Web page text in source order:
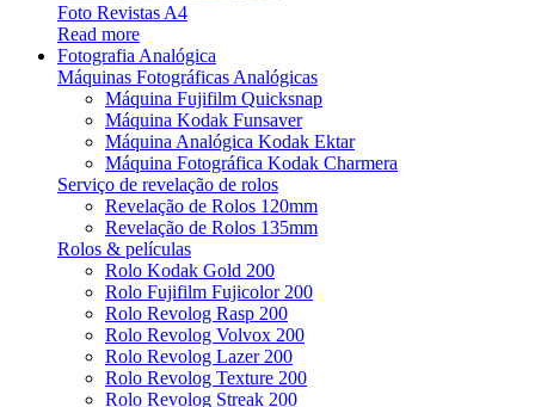
Foto Revistas A4
Read more
Fotografia Analógica
Máquinas Fotográficas Analógicas
Máquina Fujifilm Quicksnap
Máquina Kodak Funsaver
Máquina Analógica Kodak Ektar
Máquina Fotográfica Kodak Charmera
Serviço de revelação de rolos
Revelação de Rolos 120mm
Revelação de Rolos 135mm
Rolos & películas
Rolo Kodak Gold 200
Rolo Fujifilm Fujicolor 200
Rolo Revolog Rasp 200
Rolo Revolog Volvox 200
Rolo Revolog Lazer 200
Rolo Revolog Texture 200
Rolo Revolog Streak 200